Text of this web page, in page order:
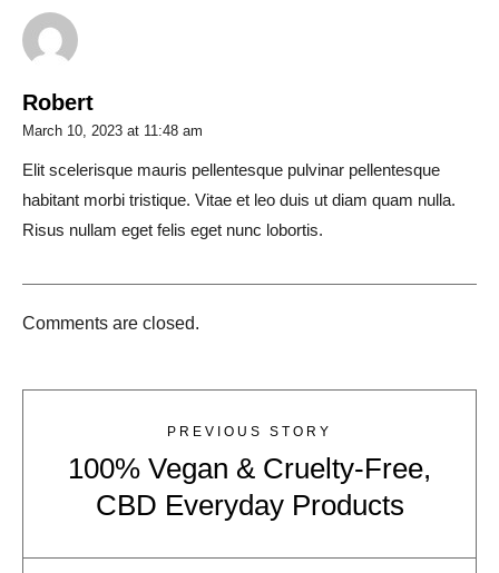
Robert
March 10, 2023 at 11:48 am
Elit scelerisque mauris pellentesque pulvinar pellentesque
habitant morbi tristique. Vitae et leo duis ut diam quam nulla.
Risus nullam eget felis eget nunc lobortis.
Comments are closed.
PREVIOUS STORY
100% Vegan & Cruelty-Free,
CBD Everyday Products